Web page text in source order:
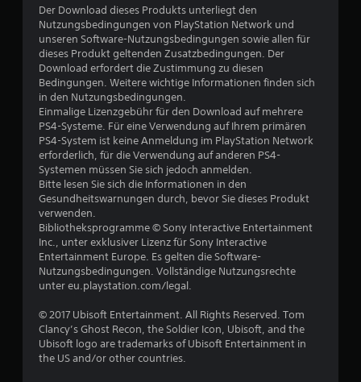
n
g
e
n
Der Download dieses Produkts unterliegt den
Nutzungsbedingungen von PlayStation Network und
unseren Software-Nutzungsbedingungen sowie allen für
dieses Produkt geltenden Zusatzbedingungen. Der
Download erfordert die Zustimmung zu diesen
Bedingungen. Weitere wichtige Informationen finden sich
in den Nutzungsbedingungen.
Einmalige Lizenzgebühr für den Download auf mehrere
PS4-Systeme. Für eine Verwendung auf Ihrem primären
PS4-System ist keine Anmeldung im PlayStation Network
erforderlich, für die Verwendung auf anderen PS4-
Systemen müssen Sie sich jedoch anmelden.
Bitte lesen Sie sich die Informationen in den
Gesundheitswarnungen durch, bevor Sie dieses Produkt
verwenden.
Bibliotheksprogramme © Sony Interactive Entertainment
Inc., unter exklusiver Lizenz für Sony Interactive
Entertainment Europe. Es gelten die Software-
Nutzungsbedingungen. Vollständige Nutzungsrechte
unter eu.playstation.com/legal.
© 2017 Ubisoft Entertainment. All Rights Reserved. Tom
Clancy’s Ghost Recon, the Soldier Icon, Ubisoft, and the
Ubisoft logo are trademarks of Ubisoft Entertainment in
the US and/or other countries.